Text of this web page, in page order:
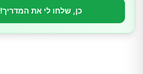
שקלו לבצע שינויים תזונתיים
היו פעילות
כן, שלחו לי את המדריך!